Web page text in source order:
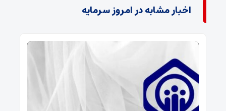
اخبار مشابه در امروز سرمایه